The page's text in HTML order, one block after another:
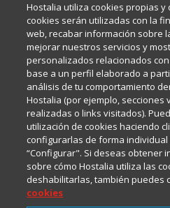
Internet y
Política de
Política de
Aviso
Hostalia utiliza cookies propias y
cookies serán utilizadas con la
web, recabar información sobre
mejorar nuestros servicios y
personalizados relacionados
base a un perfil elaborado a
análisis de tu comportamiento
Hostalia (por ejemplo, secciones
realizadas o links visitados).
utilización de cookies haciendo
configurarlas de forma individual
“Configurar". Si deseas obtener
sobre cómo Hostalia utiliza las
deshabilitarlas, también puedes
cookies